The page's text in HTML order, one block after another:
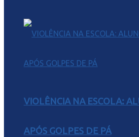
VIOLÊNCIA NA ESCOLA:
APÓS GOLPES DE PÁ